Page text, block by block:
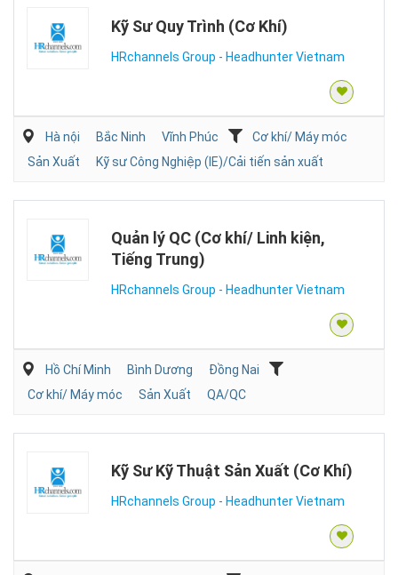
Kỹ Sư Quy Trình (Cơ Khí)
HRchannels Group - Headhunter Vietnam
Hà nội Bắc Ninh Vĩnh Phúc
Cơ khí/ Máy móc
Sản Xuất
Kỹ sư Công Nghiệp (IE)/Cải tiến sản xuất
Quản lý QC (Cơ khí/ Linh kiện,
Tiếng Trung)
HRchannels Group - Headhunter Vietnam
Hồ Chí Minh Bình Dương
Đồng Nai
Cơ khí/ Máy móc
Sản Xuất QA/QC
Kỹ Sư Kỹ Thuật Sản Xuất (Cơ Khí)
HRchannels Group - Headhunter Vietnam